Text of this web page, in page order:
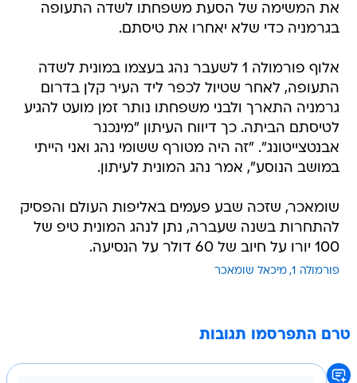
את המשימה של הסעת משפחתו לשדה התעופה
בגרמניה כדי שלא יאחרו את טיסתם.
אלוף פורמולה 1 לשעבר נהג בעצמו במונית לשדה
התעופה, לאחר שטיול לכפר ליד העיר קלן בדרום
גרמניה התארך ולבני משפחתו נותר זמן מועט להגיע
לטיסתם הביתה. כך דיווח העיתון "מינכנר
אבנטצייטונג". "זה היה מטורף ששומי נהג ואני הייתי
במושב הנוסע", אמר נהג המונית לעיתון.
שומאכר, שזכה שבע פעמים באליפות העולם והפסיק
להתחרות בשנה שעברה, נתן לנהג המונית טיפ של
100 יורו על חיוב של 60 דולר על הנסיעה.
פורמולה 1 מיכאל שומאכר
טרם התפרסמו תגובות